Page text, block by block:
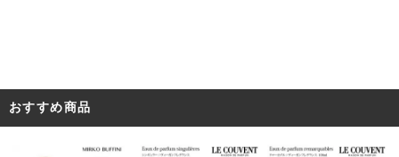
おすすめ商品